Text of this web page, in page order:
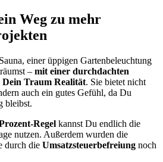
Weg zu mehr
einer üppigen Gartenbeleuchtung
– mit einer durchdachten
Traum Realität. Sie bietet nicht
auch ein gutes Gefühl, da Du
bleibst.
Regel kannst Du endlich die
nutzen. Außerdem wurden die
durch die Umsatzsteuerbefreiung noch